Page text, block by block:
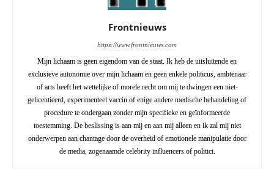
Frontnieuws
https://www.frontnieuws.com
Mijn lichaam is geen eigendom van de staat. Ik heb de uitsluitende en
exclusieve autonomie over mijn lichaam en geen enkele politicus, ambtenaar
of arts heeft het wettelijke of morele recht om mij te dwingen een niet-
gelicentieerd, experimenteel vaccin of enige andere medische behandeling of
procedure te ondergaan zonder mijn specifieke en geïnformeerde
toestemming. De beslissing is aan mij en aan mij alleen en ik zal mij niet
onderwerpen aan chantage door de overheid of emotionele manipulatie door
de media, zogenaamde celebrity influencers of politici.